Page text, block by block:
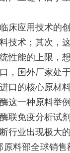
床应用技术的
技术；其次，
性能的上限，
，国外厂家处
口的核心原材
这一种原料举
联免疫分析试
行业出现极大
料部全球销